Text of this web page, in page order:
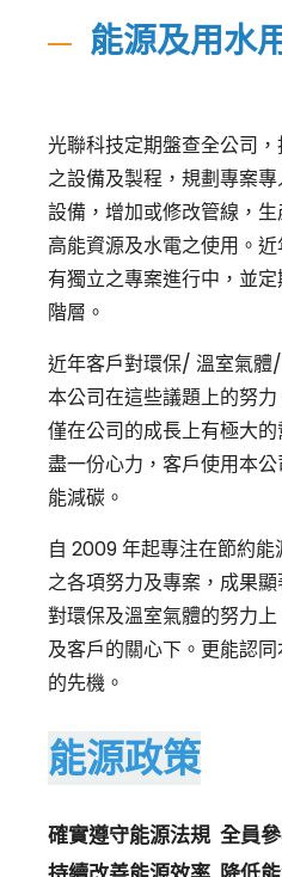
能源及用水
光聯科技定期盤查全公司
之設備及製程，規劃專案
設備，增加或修改管線，
高能資源及水電之使用。
有獨立之專案進行中，並
階層。
近年客戶對環保/ 溫室氣體
本公司在這些議題上的努
僅在公司的成長上有極大
盡一份心力，客戶使用本
能減碳。
自 2009 年起專注在節約
之各項努力及專案，成果
對環保及溫室氣體的努力
及客戶的關心下。更能認
的先機。
能源政策
確實遵守能源法規 全員